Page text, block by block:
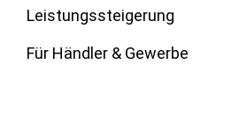
Leistungssteigerung
Für Händler & Gewerbe